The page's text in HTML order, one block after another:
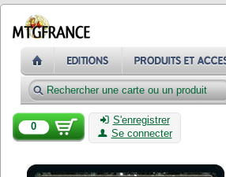
0
S'enregistrer
Se connecter